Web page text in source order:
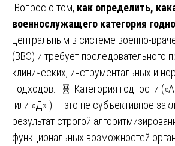
Вопрос о том, как определить,
военнослужащего категория
центральным в системе военно-
(ВВЭ) и требует последовательного
клинических, инструментальных и
подходов. 🧬 Категория годности
или «Д» ) — это не субъективное
результат строгой
функциональных возможностей